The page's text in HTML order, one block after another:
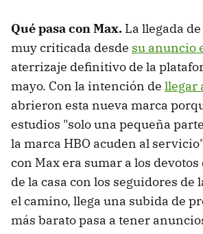
Qué pasa con Max. La llegada
muy criticada desde su anuncio
aterrizaje definitivo de la
mayo. Con la intención de llegar
abrieron esta nueva marca
estudios "solo una pequeña
la marca HBO acuden al
con Max era sumar a los
de la casa con los seguidores de
el camino, llega una subida de
más barato pasa a tener